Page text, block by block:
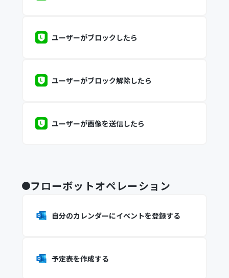
ユーザーがブロックしたら
ユーザーがブロック解除したら
ユーザーが画像を送信したら
フローボットオペレーション
自分のカレンダーにイベントを登録する
予定表を作成する